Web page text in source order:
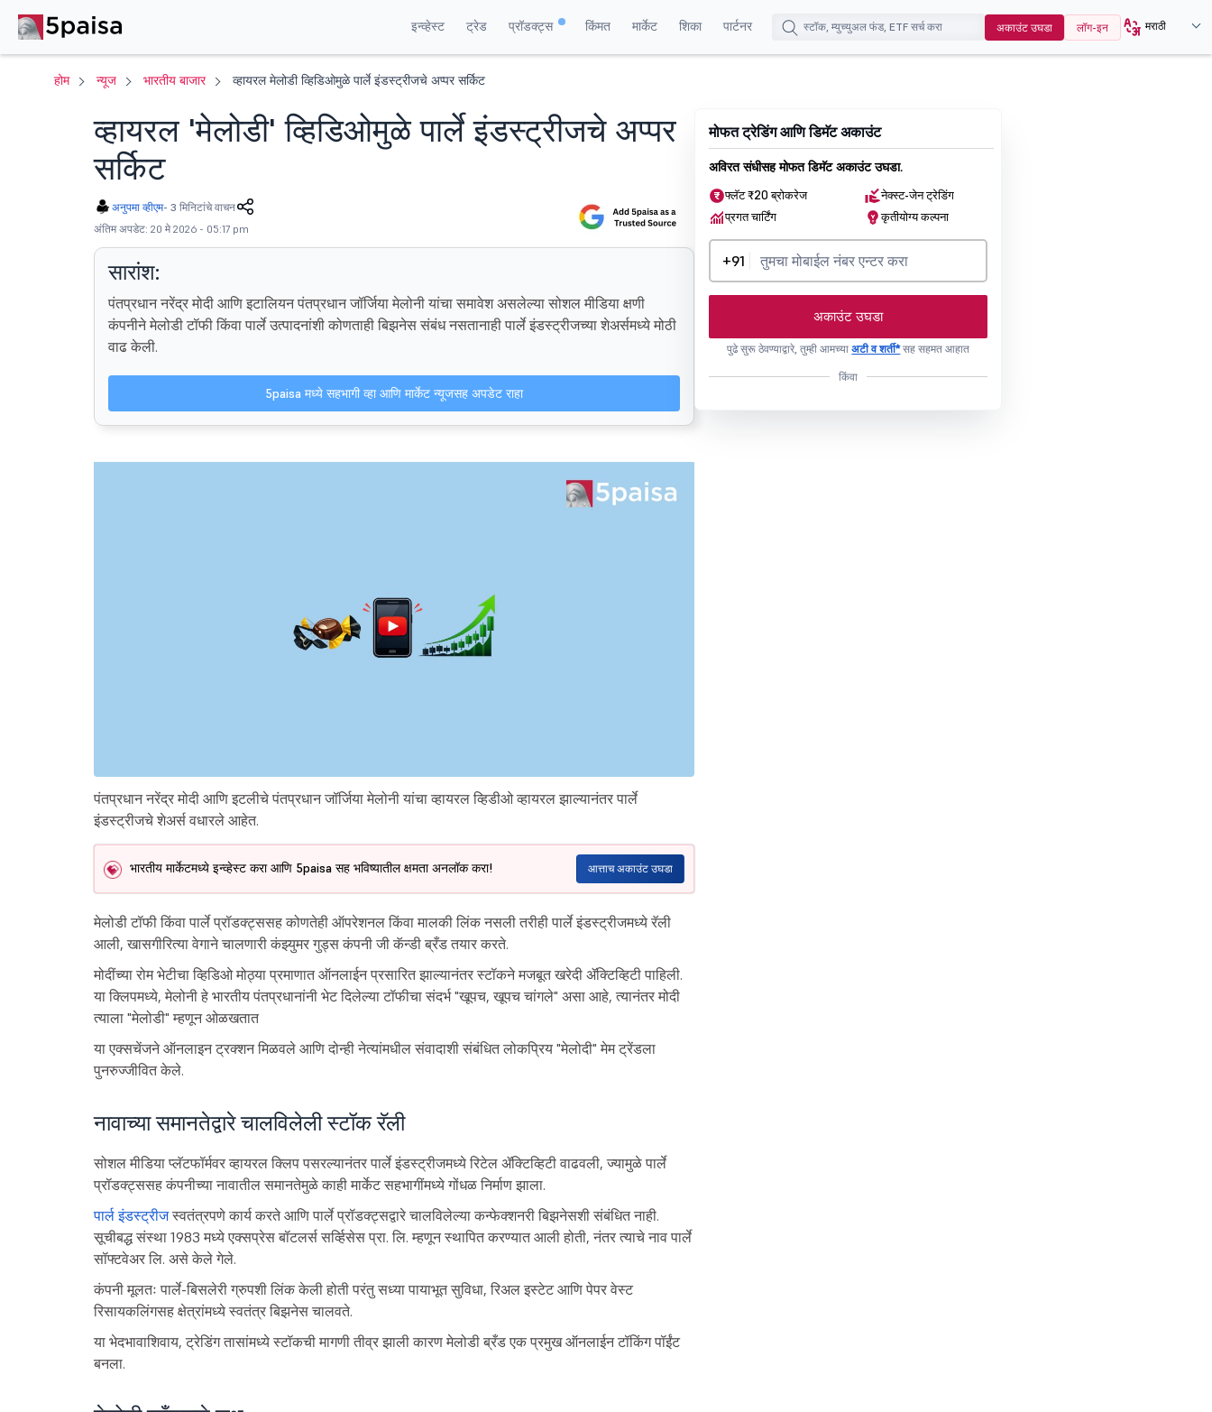
इन्व्हेस्ट ट्रेड प्रॉडक्ट्स किंमत मार्केट शिका पार्टनर अकाउंट उघडा लॉग-इन मराठी
होम न्यूज भारतीय बाजार व्हायरल मेलोडी व्हिडिओमुळे पार्ले इंडस्ट्रीजचे अप्पर सर्किट
व्हायरल 'मेलोडी' व्हिडिओमुळे पार्ले इंडस्ट्रीजचे अप्पर
सर्किट
अनुपमा व्हीएम- 3 मिनिटांचे वाचन
अंतिम अपडेट: 20 मे 2026 - 05:17 pm
सारांश:
पंतप्रधान नरेंद्र मोदी आणि इटालियन पंतप्रधान जॉर्जिया मेलोनी यांचा समावेश असलेल्या सोशल मीडिया क्षणी
कंपनीने मेलोडी टॉफी किंवा पार्ले उत्पादनांशी कोणताही बिझनेस संबंध नसतानाही पार्ले इंडस्ट्रीजच्या शेअर्समध्ये मोठी
वाढ केली.
5paisa मध्ये सहभागी व्हा आणि मार्केट न्यूजसह अपडेट राहा
पंतप्रधान नरेंद्र मोदी आणि इटलीचे पंतप्रधान जॉर्जिया मेलोनी यांचा व्हायरल व्हिडीओ व्हायरल झाल्यानंतर पार्ले
इंडस्ट्रीजचे शेअर्स वधारले आहेत.
भारतीय मार्केटमध्ये इन्व्हेस्ट करा आणि 5paisa सह भविष्यातील क्षमता अनलॉक करा! आत्ताच अकाउंट उघडा
मेलोडी टॉफी किंवा पार्ले प्रॉडक्ट्ससह कोणतेही ऑपरेशनल किंवा मालकी लिंक नसली तरीही पार्ले इंडस्ट्रीजमध्ये रॅली
आली, खासगीरित्या वेगाने चालणारी कंझ्युमर गुड्स कंपनी जी कॅन्डी ब्रँड तयार करते.
मोदींच्या रोम भेटीचा व्हिडिओ मोठ्या प्रमाणात ऑनलाईन प्रसारित झाल्यानंतर स्टॉकने मजबूत खरेदी ॲक्टिव्हिटी पाहिली.
या क्लिपमध्ये, मेलोनी हे भारतीय पंतप्रधानांनी भेट दिलेल्या टॉफीचा संदर्भ "खूपच, खूपच चांगले" असा आहे, त्यानंतर मोदी
त्याला "मेलोडी" म्हणून ओळखतात
या एक्सचेंजने ऑनलाइन ट्रक्शन मिळवले आणि दोन्ही नेत्यांमधील संवादाशी संबंधित लोकप्रिय "मेलोदी" मेम ट्रेंडला
पुनरुज्जीवित केले.
नावाच्या समानतेद्वारे चालविलेली स्टॉक रॅली
सोशल मीडिया प्लॅटफॉर्मवर व्हायरल क्लिप पसरल्यानंतर पार्ले इंडस्ट्रीजमध्ये रिटेल ॲक्टिव्हिटी वाढवली, ज्यामुळे पार्ले
प्रॉडक्ट्ससह कंपनीच्या नावातील समानतेमुळे काही मार्केट सहभागींमध्ये गोंधळ निर्माण झाला.
पार्ल इंडस्ट्रीजस्वतंत्रपणे कार्य करते आणि पार्ले प्रॉडक्ट्सद्वारे चालविलेल्या कन्फेक्शनरी बिझनेसशी संबंधित नाही.
सूचीबद्ध संस्था 1983 मध्ये एक्सप्रेस बॉटलर्स सर्व्हिसेस प्रा. लि. म्हणून स्थापित करण्यात आली होती, नंतर त्याचे नाव पार्ले
सॉफ्टवेअर लि. असे केले गेले.
कंपनी मूलतः पार्ले-बिसलेरी ग्रुपशी लिंक केली होती परंतु सध्या पायाभूत सुविधा, रिअल इस्टेट आणि पेपर वेस्ट
रिसायकलिंगसह क्षेत्रांमध्ये स्वतंत्र बिझनेस चालवते.
या भेदभावाशिवाय, ट्रेडिंग तासांमध्ये स्टॉकची मागणी तीव्र झाली कारण मेलोडी ब्रँड एक प्रमुख ऑनलाईन टॉकिंग पॉईंट
बनला.
मोफत ट्रेडिंग आणि डिमॅट अकाउंट
अविरत संधीसह मोफत डिमॅट अकाउंट उघडा.
फ्लॅट ₹20 ब्रोकरेज
नेक्स्ट-जेन ट्रेडिंग
प्रगत चार्टिंग
कृतीयोग्य कल्पना
+91
अकाउंट उघडा
पुढे सुरू ठेवण्याद्वारे, तुम्ही आमच्याअटी व शर्ती*सह सहमत आहात
किंवा